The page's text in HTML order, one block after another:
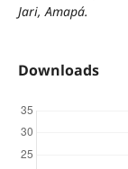
Jari, Amapá.
Downloads